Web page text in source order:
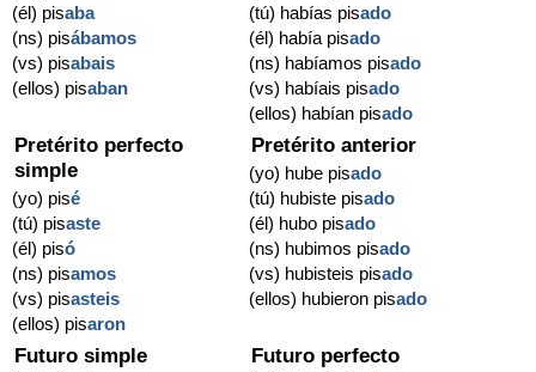
(él) pisaba
(ns) pisábamos
(vs) pisabais
(ellos) pisaban
(tú) habías pisado
(él) había pisado
(ns) habíamos pisado
(vs) habíais pisado
(ellos) habían pisado
Pretérito perfecto
simple
(yo) pisé
(tú) pisaste
(él) pisó
(ns) pisamos
(vs) pisasteis
(ellos) pisaron
Pretérito anterior
(yo) hube pisado
(tú) hubiste pisado
(él) hubo pisado
(ns) hubimos pisado
(vs) hubisteis pisado
(ellos) hubieron pisado
Futuro simple Futuro perfecto